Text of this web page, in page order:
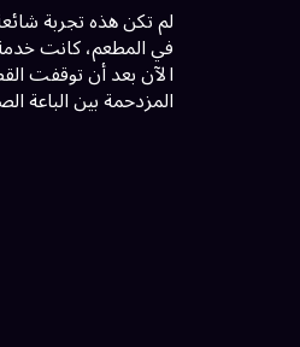
لم تكن هذه تجربة
في المطعم، كانت خدمة
الآن بعد أن توقفت
المزدحمة بين الباعة